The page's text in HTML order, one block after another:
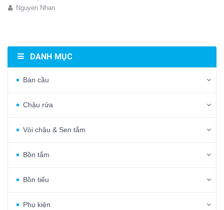
Nguyen Nhan
DANH MỤC
Bàn cầu
Chậu rửa
Vòi chậu & Sen tắm
Bồn tắm
Bồn tiểu
Phụ kiện